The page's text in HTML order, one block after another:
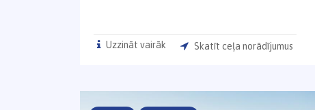
Uzzināt vairāk Skatīt ceļa norādījumus